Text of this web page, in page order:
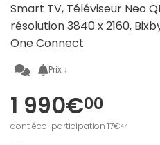
Smart TV, Téléviseur Neo
résolution 3840 x 2160,
One Connect
Prix ↓
1 990€00
dont éco-participation 17€47